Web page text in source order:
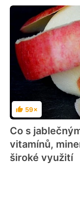
Hodnocení
59×
Co s
vitamínů,
široké využití